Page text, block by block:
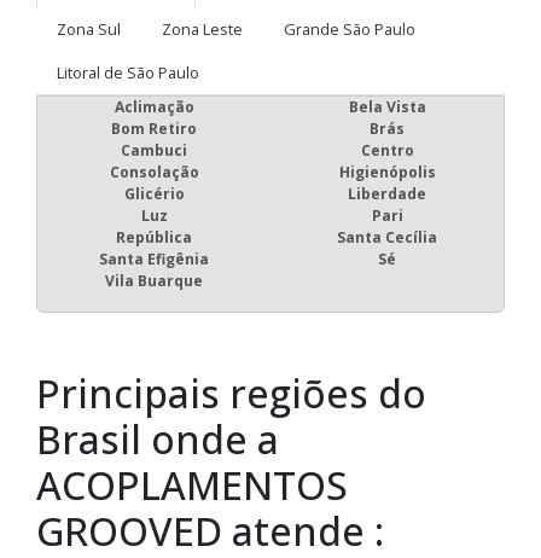
Zona Sul
Zona Leste
Grande São Paulo
Litoral de São Paulo
Aclimação
Bela Vista
Bom Retiro
Brás
Cambuci
Centro
Consolação
Higienópolis
Glicério
Liberdade
Luz
Pari
República
Santa Cecília
Santa Efigênia
Sé
Vila Buarque
Principais regiões do
Brasil onde a
ACOPLAMENTOS
GROOVED atende :